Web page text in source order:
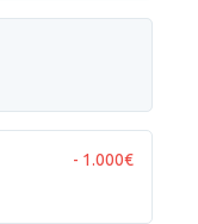
- 1.000€